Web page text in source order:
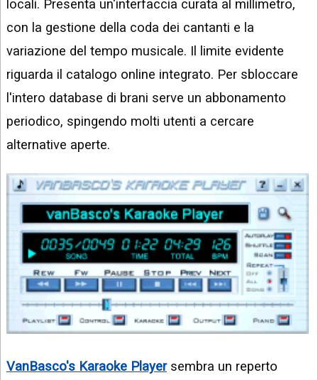
locali. Presenta un'interfaccia curata al millimetro,
con la gestione della coda dei cantanti e la
variazione del tempo musicale. Il limite evidente
riguarda il catalogo online integrato. Per sbloccare
l'intero database di brani serve un abbonamento
periodico, spingendo molti utenti a cercare
alternative aperte.
VanBasco's Karaoke Playersembra un reperto